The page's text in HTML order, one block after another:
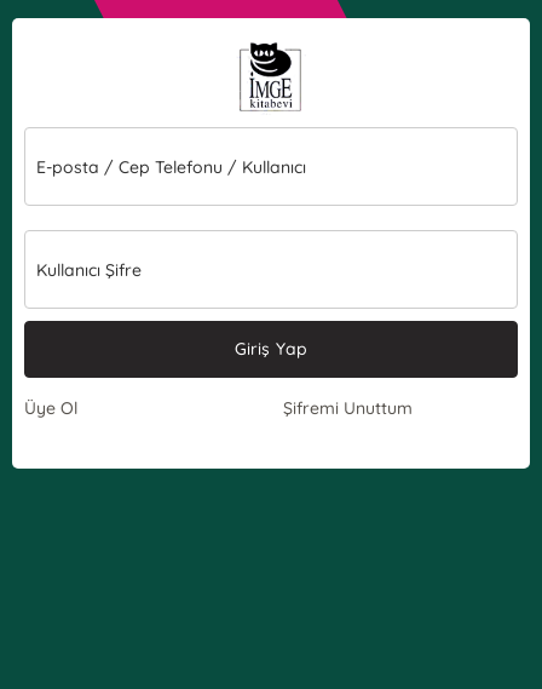
E-posta / Cep Telefonu / Kullanıcı
Kullanıcı Şifre
Giriş Yap
Üye Ol Şifremi Unuttum